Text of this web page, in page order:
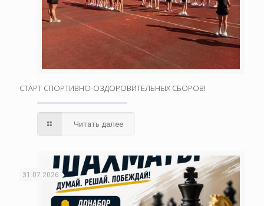
СТАРТ СПОРТИВНО-ОЗДОРОВИТЕЛЬНЫХ СБОРОВ!
Читать далее
31.07.2026